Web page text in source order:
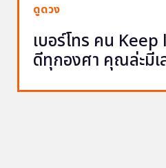
ดูดวง
เบอร์โทร คน
ดีทุกองศา คุณล่ะมีเ